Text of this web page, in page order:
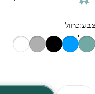
לחיבורים שלא מתנועעים גם
צבע
צבע:כחול